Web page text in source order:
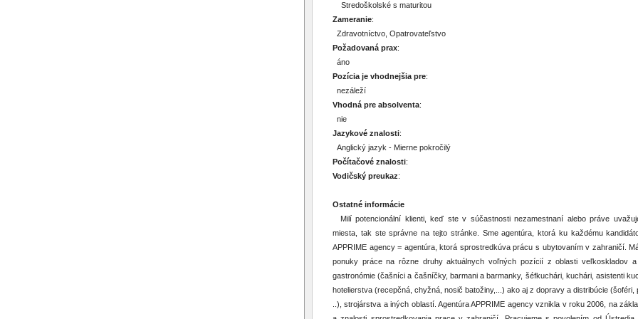
Stredoškolské s maturitou
Zameranie:
Zdravotníctvo, Opatrovateľstvo
Požadovaná prax:
áno
Pozícia je vhodnejšia pre:
nezáleží
Vhodná pre absolventa:
nie
Jazykové znalosti:
Anglický jazyk - Mierne pokročilý
Počítačové znalosti:
Vodičský preukaz:
Ostatné informácie
Milí potencionální klienti, keď ste v súčastnosti nezamestnaní alebo práve
miesta, tak ste správne na tejto stránke. Sme agentúra, ktorá ku každému
APPRIME agency = agentúra, ktorá sprostredkúva prácu s ubytovaním v zahraničí.
ponuky práce na rôzne druhy aktuálnych voľných pozícií z oblasti veľkoskladov a
gastronómie (čašníci a čašníčky, barmani a barmanky, šéfkuchári, kuchári, asistenti
hotelierstva (recepčná, chyžná, nosič batožiny,...) ako aj z dopravy a distribúcie (šoféri,
..), strojárstva a iných oblastí. Agentúra APPRIME agency vznikla v roku 2006, na